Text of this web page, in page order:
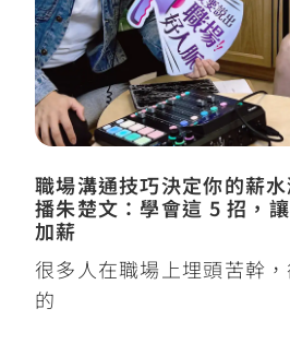
職場溝通技巧決定你的薪
播朱楚文：學會這 5 招，
加薪
很多人在職場上埋頭苦幹
的